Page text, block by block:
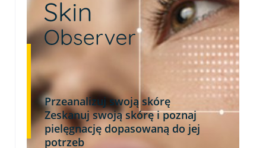
Przeanalizuj swoją skórę
Zeskanuj swoją skórę i poznaj
pielęgnację dopasowaną do jej
potrzeb